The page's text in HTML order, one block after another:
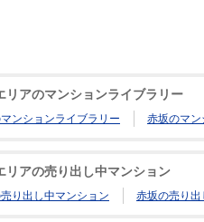
リアのマンションライブラリー
ンションライブラリー 赤坂のマン
リアの売り出し中マンション
り出し中マンション 赤坂の売り